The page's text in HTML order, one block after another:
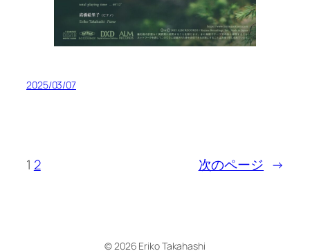
2025/03/07
1 2 次のページ →
© 2026 Eriko Takahashi